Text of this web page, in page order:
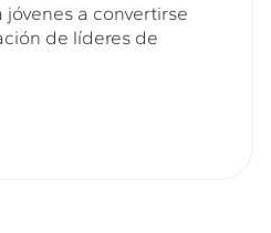
a convertirse
de líderes de